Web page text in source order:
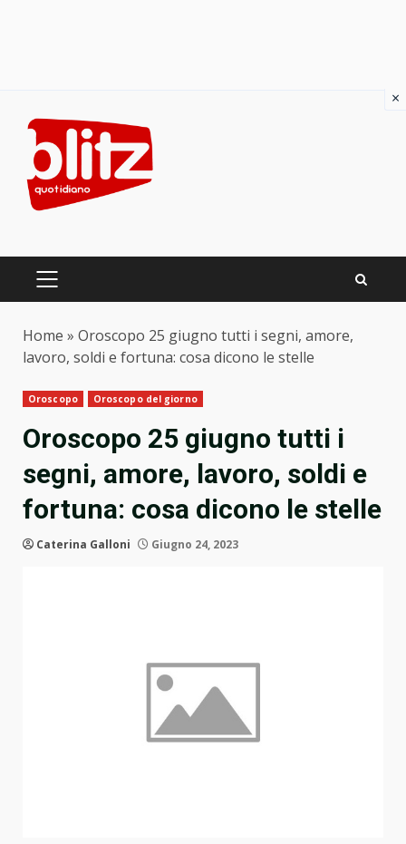
content
PRIMARY
Home » Oroscopo 25 giugno tutti i segni, amore,
lavoro, soldi e fortuna: cosa dicono le stelle
Oroscopo Oroscopo del giorno
Oroscopo 25 giugno tutti i
segni, amore, lavoro, soldi e
fortuna: cosa dicono le stelle
Caterina Galloni Giugno 24, 2023
×